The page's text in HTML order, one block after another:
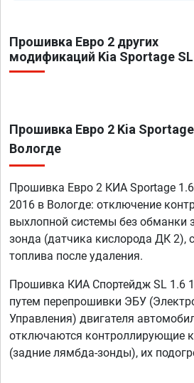
Прошивка Евро 2 других
модификаций Kia Sportage SL
Прошивка Евро 2 Kia
Вологде
Прошивка Евро 2 КИА Sportage
2016 в Вологде: отключение
выхлопной системы без обманки
зонда (датчика кислорода ДК 2),
топлива после удаления.
Прошивка КИА Спортейдж SL 1.6
путем перепрошивки ЭБУ
Управления) двигателя
отключаются контроллирующие
(задние лямбда-зонды), их